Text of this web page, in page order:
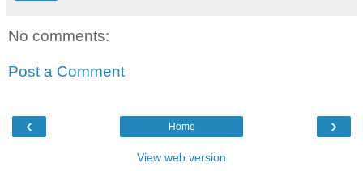
No comments:
Post a Comment
‹ ›
Home
View web version